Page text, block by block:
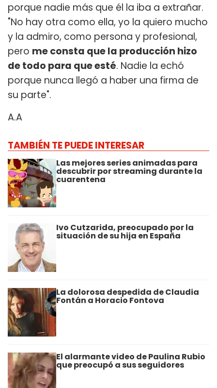
porque nadie más que él la iba a extrañar.
"No hay otra como ella, yo la quiero mucho
y la admiro, como persona y profesional,
pero me consta que la producción hizo
de todo para que esté. Nadie la echó
porque nunca llegó a haber una firma de
su parte".
A.A
TAMBIÉN TE PUEDE INTERESAR
Las mejores series animadas para
descubrir por streaming durante la
cuarentena
Ivo Cutzarida, preocupado por la
situación de su hija en España
La dolorosa despedida de Claudia
Fontán a Horacio Fontova
El alarmante video de Paulina Rubio
que preocupó a sus seguidores